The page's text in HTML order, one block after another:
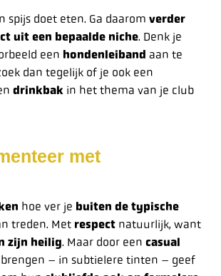
spijs doet eten. Ga daarom verder
uit een bepaalde niche. Denk je
een hondenleiband aan te
dan tegelijk of je ook een
drinkbak in het thema van je club
met
hoe ver je buiten de typische
treden. Met respect natuurlijk, want
zijn heilig. Maar door een casual
– in subtielere tinten – geef